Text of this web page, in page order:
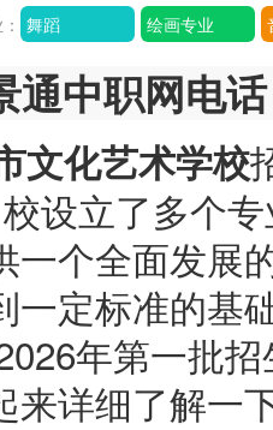
舞蹈 绘画专业
通中职网电
文化艺术学校
设立了多个
一个全面发展
一定标准的基
年第一批
来详细了解一